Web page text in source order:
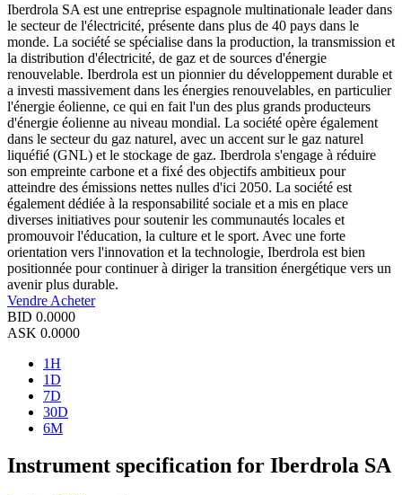
Iberdrola SA est une entreprise espagnole multinationale leader dans
le secteur de l'électricité, présente dans plus de 40 pays dans le
monde. La société se spécialise dans la production, la transmission et
la distribution d'électricité, de gaz et de sources d'énergie
renouvelable. Iberdrola est un pionnier du développement durable et
a investi massivement dans les énergies renouvelables, en particulier
l'énergie éolienne, ce qui en fait l'un des plus grands producteurs
d'énergie éolienne au niveau mondial. La société opère également
dans le secteur du gaz naturel, avec un accent sur le gaz naturel
liquéfié (GNL) et le stockage de gaz. Iberdrola s'engage à réduire
son empreinte carbone et a fixé des objectifs ambitieux pour
atteindre des émissions nettes nulles d'ici 2050. La société est
également dédiée à la responsabilité sociale et a mis en place
diverses initiatives pour soutenir les communautés locales et
promouvoir l'éducation, la culture et le sport. Avec une forte
orientation vers l'innovation et la technologie, Iberdrola est bien
positionnée pour continuer à diriger la transition énergétique vers un
avenir plus durable.
Vendre Acheter
BID 0.0000
ASK 0.0000
1H
1D
7D
30D
6M
Instrument specification for Iberdrola SA